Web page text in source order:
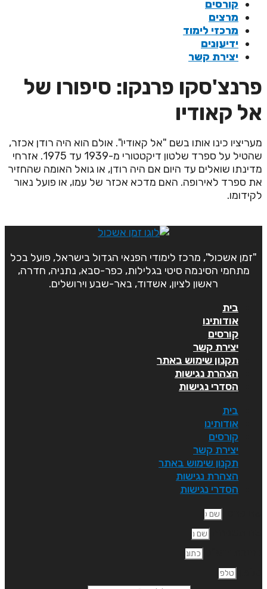
קורסים
מרצים
מרכזי לימוד
ידיעונים
יצירת קשר
פרנקו: סיפורו של
קאודיו
כינו אותו בשם "אל קאודיו". אולם הוא היה רודן אכזר,
שהטיל על ספרד שלטון דיקטטורי מ-1939 עד 1975. אזרחי
שואלים עד היום אם היה רודן, או גואל האומה שהחזיר
ספרד לאירופה. האם מדכא אכזר של עמו, או פועל נאור
"זמן אשכול", מרכז לימודי הפנאי הגדול בישראל, פועל בכל
מתחמי הסינמה סיטי בגלילות, כפר-סבא, נתניה, חדרה,
ראשון לציון, אשדוד, באר-שבע וירושלים.
בית
אודותינו
קורסים
יצירת קשר
תקנון שימוש באתר
הצהרת נגישות
הסדרי נגישות
בית
אודותינו
קורסים
יצירת קשר
תקנון שימוש באתר
הצהרת נגישות
הסדרי נגישות